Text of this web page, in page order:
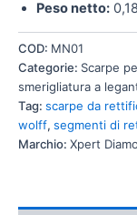
Peso netto:
COD: MN01
Categorie: Scarpe
smerigliatura a
Tag: scarpe da
wolff, segmenti di
Marchio: Xpert